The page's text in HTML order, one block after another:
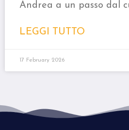
Andrea a un passo dal
LEGGI TUTTO
17 February 2026